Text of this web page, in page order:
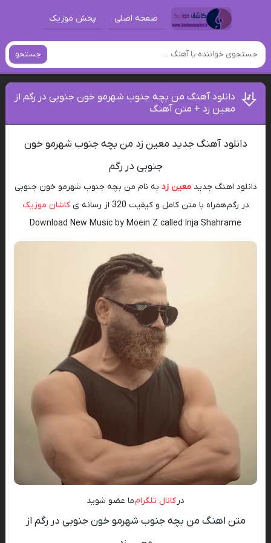
صفحه اصلی پخش موزیک
جستجو
دانلود آهنگ من بچه جنوب شهرمو خون جنوبی در رگم از
معین زد + متن آهنگ
دانلود آهنگ جدید معین زد من بچه جنوب شهرمو خون
جنوبی در رگم
دانلود اهنگ جدیدمعین زد به نام من بچه جنوب شهرمو خون جنوبی
در رگم همراه با متن کامل و کیفیت 320 از رسانه ی
کاشان موزیک
Download New Music by Moein Z called Inja Shahrame
در کانال تلگرامما عضو شوید
متن اهنگ من بچه جنوب شهرمو خون جنوبی در رگم از